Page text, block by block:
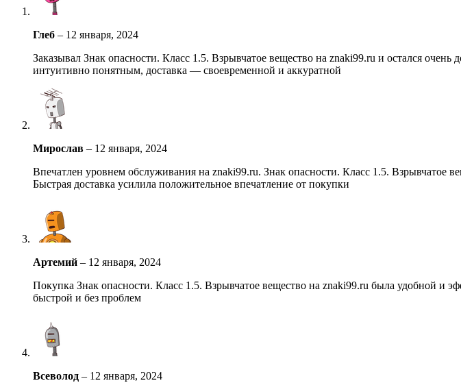
Глеб – 12 января, 2024
Заказывал Знак опасности. Класс 1.5. Взрывчатое вещество на znaki99.ru и остался
интуитивно понятным, доставка — своевременной и аккуратной
Мирослав – 12 января, 2024
Впечатлен уровнем обслуживания на znaki99.ru. Знак опасности. Класс 1.5. Взрывчатое
Быстрая доставка усилила положительное впечатление от покупки
Артемий – 12 января, 2024
Покупка Знак опасности. Класс 1.5. Взрывчатое вещество на znaki99.ru была удобной и
быстрой и без проблем
Всеволод – 12 января, 2024